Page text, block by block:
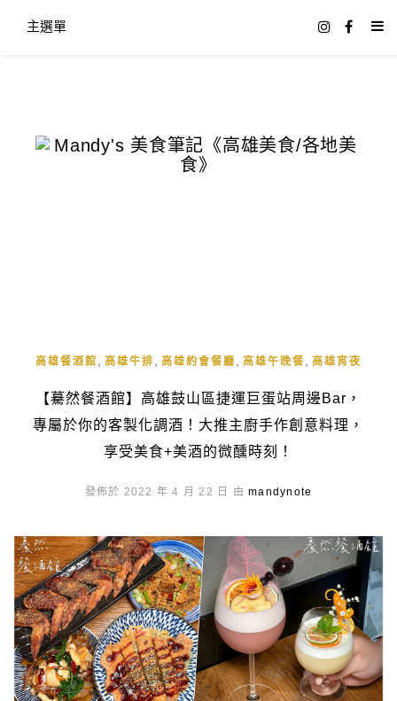
主選單
高雄餐酒館 高雄牛排 高雄約會餐廳 高雄午晚餐 高雄宵夜
【驀然餐酒館】高雄鼓山區捷運巨蛋站周邊Bar，
專屬於你的客製化調酒！大推主廚手作創意料理，
享受美食+美酒的微醺時刻！
發佈於 2022 年 4 月 22 日 由mandynote